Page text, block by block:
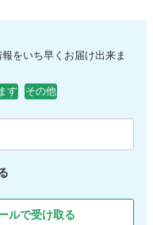
をいち早くお届け出来ま
す その他
ルで受け取る